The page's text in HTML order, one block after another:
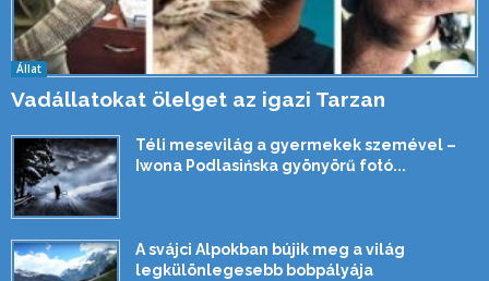
Állat
Vadállatokat ölelget az igazi Tarzan
Téli mesevilág a gyermekek szemével –
Iwona Podlasińska gyönyörű fotó...
A svájci Alpokban bújik meg a világ
legkülönlegesebb bobpályája